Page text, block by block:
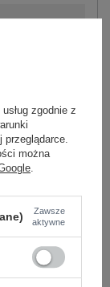
- +
zgodnie z
można
Zawsze
aktywne